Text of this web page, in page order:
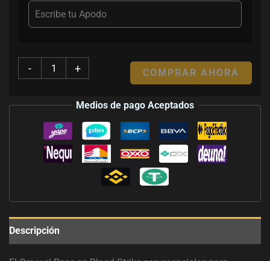
- + COMPRAR AHORA
Medios de pago Aceptados
Descripción